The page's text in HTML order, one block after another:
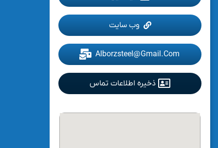
وب سایت
Alborzsteel@gmail.com
ذخیره اطلاعات تماس